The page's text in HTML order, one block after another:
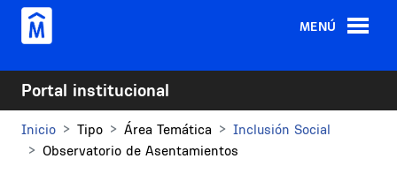
Pasar al contenido principal
MENÚ
Portal institucional
Inicio Tipo Área Temática
Inclusión Social
Observatorio de Asentamientos